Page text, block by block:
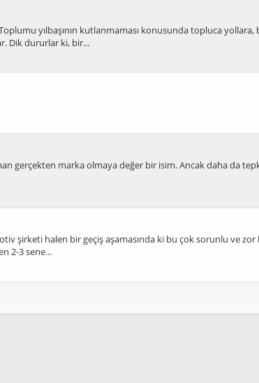
yılbaşının kutlanmaması konusunda topluca yollara,
Dik dururlar ki, bir...
marka olmaya değer bir isim. Ancak daha da
şirketi halen bir geçiş aşamasında ki bu çok sorunlu ve
2-3 sene...